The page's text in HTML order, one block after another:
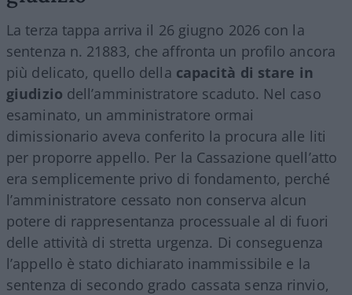
La terza tappa arriva il 26 giugno 2026 con la
sentenza n. 21883, che affronta un profilo ancora
più delicato, quello della capacità di stare in
giudizio dell’amministratore scaduto. Nel caso
esaminato, un amministratore ormai
dimissionario aveva conferito la procura alle liti
per proporre appello. Per la Cassazione quell’atto
era semplicemente privo di fondamento, perché
l’amministratore cessato non conserva alcun
potere di rappresentanza processuale al di fuori
delle attività di stretta urgenza. Di conseguenza
l’appello è stato dichiarato inammissibile e la
sentenza di secondo grado cassata senza rinvio,